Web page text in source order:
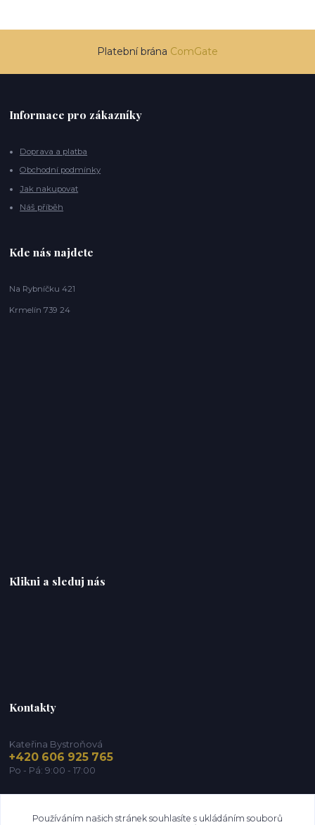
Platební brána ComGate
Informace pro zákazníky
Doprava a platba
Obchodní podmínky
Jak nakupovat
Náš příběh
Kde nás najdete
Na Rybníčku 421
Krmelín 739 24
Klikni a sleduj nás
Kontakty
Kateřina Bystroňová
+420 606 925 765
Po - Pá: 9:00 - 17:00
Používáním našich stránek souhlasíte s ukládáním souborů